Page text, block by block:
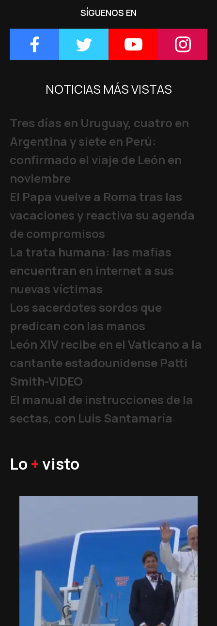
SÍGUENOS EN
NOTICIAS MÁS VISTAS
Tres días en Uruguay, cuatro en
Argentina y siete en Perú:
confirmado el viaje de León en
noviembre
El Papa vuelve a Roma tras las
vacaciones y reactiva su agenda
de compromisos
La trata humana: las mafias
encuentran en internet a sus
nuevas víctimas
Los sacerdotes sordos que
predican con las manos
León XIV recibe en el Vaticano a la
cantante estadounidense Patti
Smith-VIDEO
El manual de instrucciones de la
sectas, con Luis Santamaría
Lo +visto